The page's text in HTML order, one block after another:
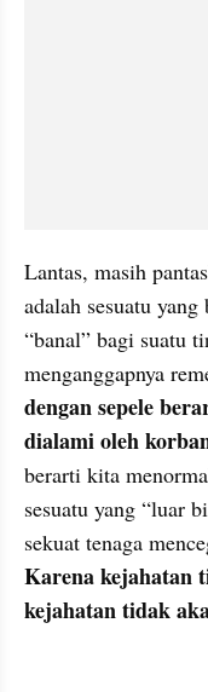
Lantas, masih
adalah sesuatu
“banal” bagi suatu
menganggapnya
dengan sepele
dialami oleh
berarti kita
sesuatu yang “luar
Karena kejahatan
kejahatan tidak